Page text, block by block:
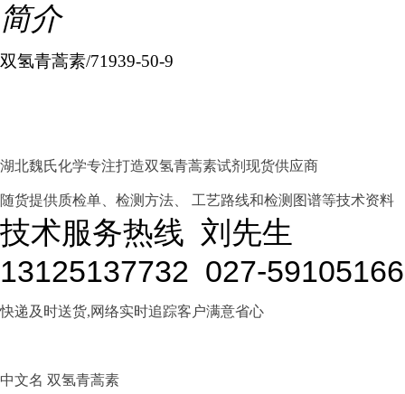
简介
双氢青蒿素/71939-50-9
湖北魏氏化学专注打造双氢青蒿素试剂 现货供应商
随货提供质检单、检测方法、 工艺路线和检测图谱等技术资料
技术服务热线 刘先生
13125137732 027-59105166
快递及时送货,网络实时追踪客户满意省心
中文名 双氢青蒿素